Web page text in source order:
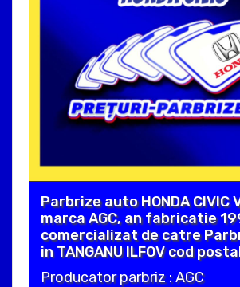
Parbrize auto HONDA CIVIC
marca AGC, an fabricatie
comercializat de catre
in TANGANU ILFOV cod
Producator parbriz : AGC